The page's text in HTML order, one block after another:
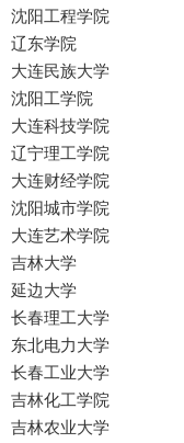
沈阳工程学院
辽东学院
大连民族大学
沈阳工学院
大连科技学院
辽宁理工学院
大连财经学院
沈阳城市学院
大连艺术学院
吉林大学
延边大学
长春理工大学
东北电力大学
长春工业大学
吉林化工学院
吉林农业大学